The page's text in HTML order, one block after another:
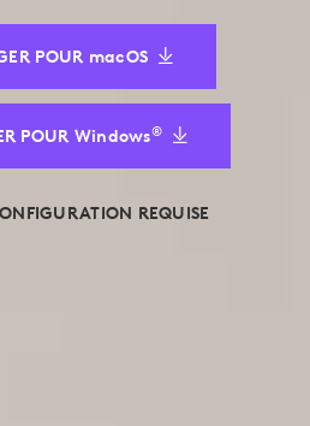
POUR macOS
POUR Windows®
REQUISE